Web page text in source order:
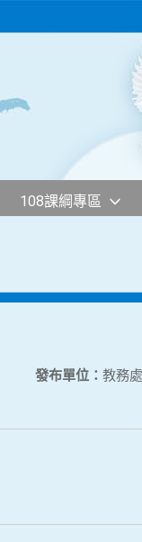
108課綱專區
發布單位： 教務處